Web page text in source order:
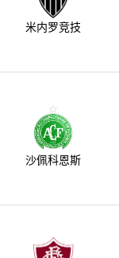
米内罗竞技
沙佩科恩斯